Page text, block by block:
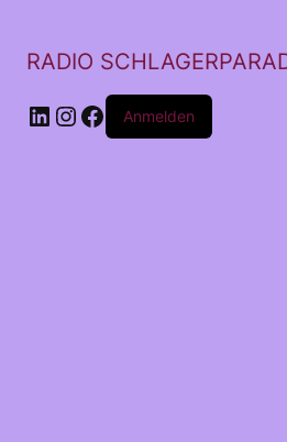
RADIO
LinkedIn
Instagram
Facebook
Anmelden